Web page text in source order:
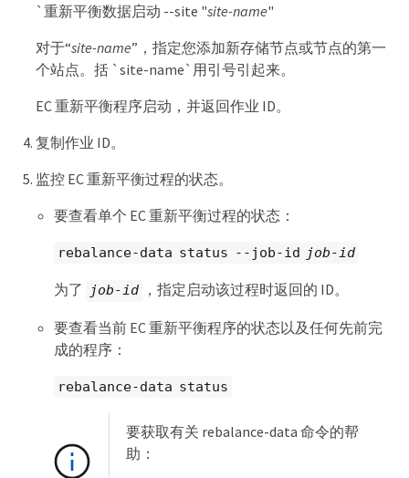
`重新平衡数据启动 --site "site-name"
对于“site-name”，指定您添加新存储节点或节点的第一
个站点。括 `site-name`用引号引起来。
EC 重新平衡程序启动，并返回作业 ID。
复制作业 ID。
监控 EC 重新平衡过程的状态。
要查看单个 EC 重新平衡过程的状态：
rebalance-data status --job-id job-id
为了 job-id ，指定启动该过程时返回的 ID。
要查看当前 EC 重新平衡程序的状态以及任何先前完
成的程序：
rebalance-data status
要获取有关 rebalance-data 命令的帮
助：